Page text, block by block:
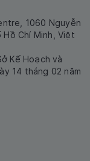
1060 Nguyễn
Hồ Chí Minh, Việt
Kế Hoạch và
14 tháng 02 năm